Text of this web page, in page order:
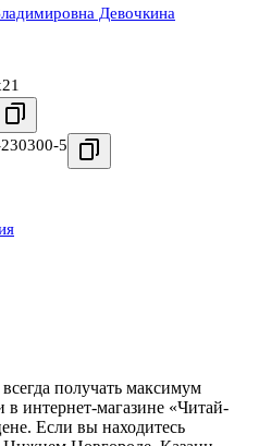
Девочкина
5
получать максимум
в интернет-магазине «Читай-
Если вы находитесь